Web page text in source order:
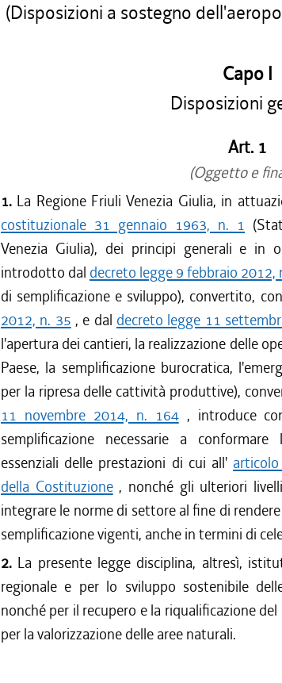
(Disposizioni a sostegno
Capo I
Disposizioni
Art. 1
(Oggetto e
1. La Regione Friuli Venezia Giulia, in
costituzionale 31 gennaio 1963, n. 1
Venezia Giulia), dei principi generali e in
introdotto dal decreto legge 9 febbraio 2012,
di semplificazione e sviluppo), convertito,
2012, n. 35 , e dal decreto legge 11
l'apertura dei cantieri, la realizzazione delle
Paese, la semplificazione burocratica,
per la ripresa delle cattività produttive),
11 novembre 2014, n. 164, introduce
semplificazione necessarie a
essenziali delle prestazioni di cui all'
della Costituzione, nonché gli ulteriori
integrare le norme di settore al fine di
semplificazione vigenti, anche in termini di
2. La presente legge disciplina, altresì,
regionale e per lo sviluppo sostenibile
nonché per il recupero e la riqualificazione
per la valorizzazione delle aree naturali.